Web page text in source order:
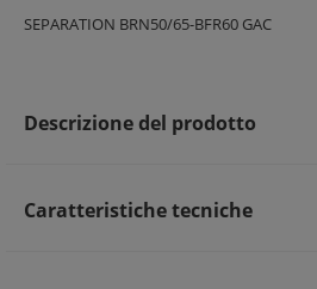
SEPARATION BRN50/65-BFR60 GAC
Descrizione del prodotto
Caratteristiche tecniche